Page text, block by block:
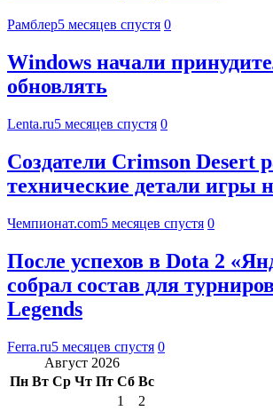
Рамблер5 месяцев спустя 0
Windows начали
обновлять
Lenta.ru5 месяцев спустя 0
Создатели Crimson Desert
технические детали игры
Чемпионат.com5 месяцев спустя 0
После успехов в Dota 2
собрал состав для
Legends
Ferra.ru5 месяцев спустя 0
Август 2026
Пн Вт Ср Чт Пт Сб Вс
1
2